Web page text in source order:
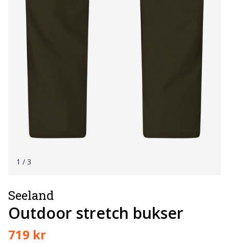
1 / 3
Seeland
Outdoor stretch bukser
719 kr